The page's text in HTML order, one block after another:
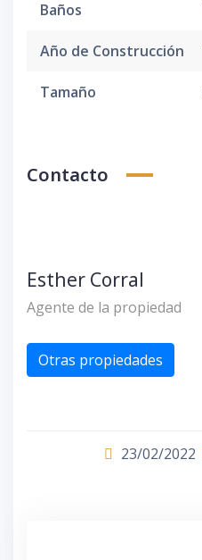
Baños
Año de Construcción
Tamaño
Contacto
Esther Corral
Agente de la propiedad
Otras propiedades
23/02/2022